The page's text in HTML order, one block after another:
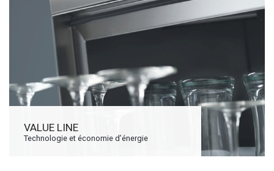
VALUE LINE
Technologie et économie d’énergie